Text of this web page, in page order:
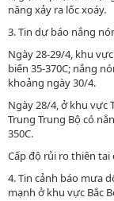
năng xảy ra lốc xoáy.
3. Tin dự báo nắng
Ngày 28-29/4, khu
biến 35-370C; nắng
khoảng ngày 30/4.
Ngày 28/4, ở khu vực
Trung Trung Bộ có
350C.
Cấp độ rủi ro thiên tai
4. Tin cảnh báo mưa
mạnh ở khu vực Bắc